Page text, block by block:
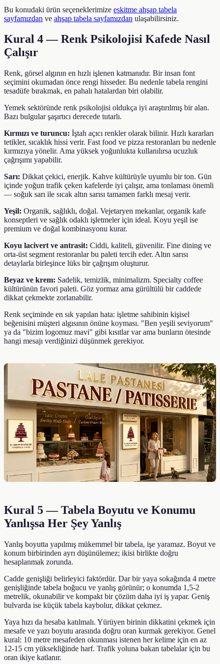
Bu konudaki ürün seçeneklerimize eskitme ahşap tabela
sayfamızdan ve ahşap tabela sayfamızdan ulaşabilirsiniz.
Kural 4 — Renk Psikolojisi Kafede Nasıl
Çalışır
Renk, görsel algının en hızlı işlenen katmanıdır. Bir insan font
seçimini okumadan önce rengi hisseder. Bu nedenle tabela rengini
tesadüfe bırakmak, en pahalı hatalardan biri olabilir.
Yemek sektöründe renk psikolojisi oldukça iyi araştırılmış bir alan.
Bazı bulgular şaşırtıcı derecede tutarlı.
Kırmızı ve turuncu: İştah açıcı renkler olarak bilinir. Hızlı kararları
tetikler, sıcaklık hissi verir. Fast food ve pizza restoranları bu nedenle
kırmızıya yönelir. Ama yüksek yoğunlukta kullanılırsa ucuzluk
çağrışımı yapabilir.
Sarı: Dikkat çekici, enerjik. Kahve kültürüyle uyumlu bir ton. Gün
içinde yoğun trafik çeken kafelerde iyi çalışır, ama tonlaması önemli
— soğuk sarı ile sıcak altın sarısı tamamen farklı mesaj verir.
Yeşil: Organik, sağlıklı, doğal. Vejetaryen mekanlar, organik kafe
konseptleri ve sağlık odaklı işletmeler için ideal. Koyu yeşil ise
premium ve doğal kombinasyonu kurar.
Koyu lacivert ve antrasit: Ciddi, kaliteli, güvenilir. Fine dining ve
orta-üst segment restoranlar bu paleti tercih eder. Altın sarısı
detaylarla birleşince lüks bir çağrışım oluşturur.
Beyaz ve krem: Sadelik, temizlik, minimalizm. Specialty coffee
kültürünün favori paleti. Göz yormaz ama gürültülü bir caddede
dikkat çekmekte zorlanabilir.
Renk seçiminde en sık yapılan hata: işletme sahibinin kişisel
beğenisini müşteri algısının önüne koyması. "Ben yeşili seviyorum"
ya da "bizim logomuz mavi" gibi kısıtlar var ama bunların ötesinde
hangi mesajı verdiğinizi düşünmek gerekiyor.
Kural 5 — Tabela Boyutu ve Konumu
Yanlışsa Her Şey Yanlış
Yanlış boyutta yapılmış mükemmel bir tabela, işe yaramaz. Boyut ve
konum birbirinden ayrı düşünülemez; ikisi birlikte doğru
hesaplanmak zorunda.
Cadde genişliği belirleyici faktördür. Dar bir yaya sokağında 4 metre
genişliğinde tabela boğucu ve yanlış görünür; o konumda 1,5-2
metrelik, okunabilir ve kompakt bir çözüm daha iyi iş yapar. Geniş
bulvarda ise küçük tabela kaybolur, dikkat çekmez.
Yaya hızı da hesaba katılmalı. Yürüyen birinin dikkatini çekmek için
mesafe ve yazı boyutu arasında doğru oran kurmak gerekiyor. Genel
kural: 10 metre mesafeden okunması istenen her kelime için en az
12-15 cm yüksekliğinde harf. Trafik yoluna bakan tabelalar için bu
oran ikiye katlanır.